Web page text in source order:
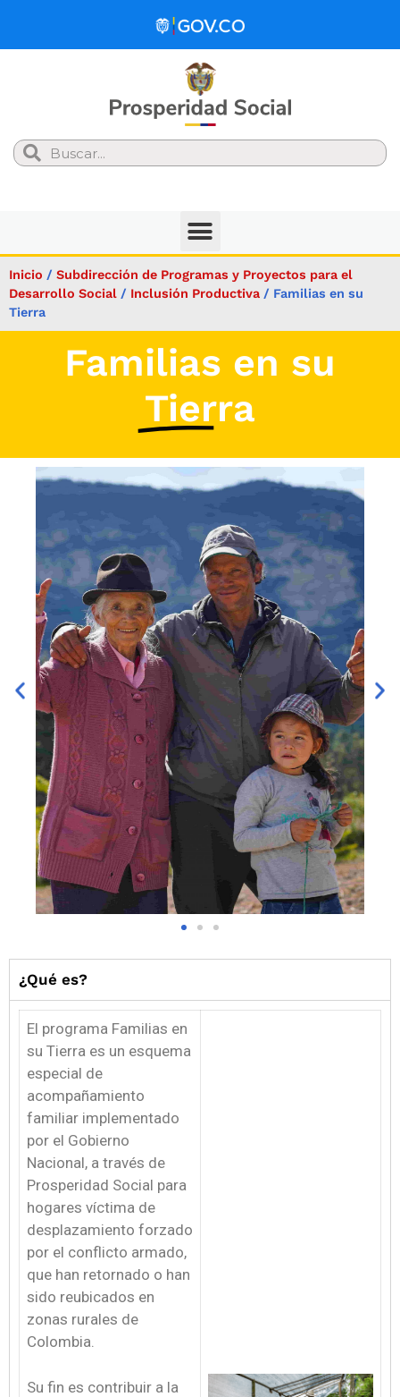
Search
Inicio / Subdirección de Programas y Proyectos para el
Desarrollo Social / Inclusión Productiva / Familias en su
Tierra
Familias en su
Tierra
¿Qué es?
El programa Familias en
su Tierra es un esquema
especial de
acompañamiento
familiar implementado
por el Gobierno
Nacional, a través de
Prosperidad Social para
hogares víctima de
desplazamiento forzado
por el conflicto armado,
que han retornado o han
sido reubicados en
zonas rurales de
Colombia.
Su fin es contribuir a la